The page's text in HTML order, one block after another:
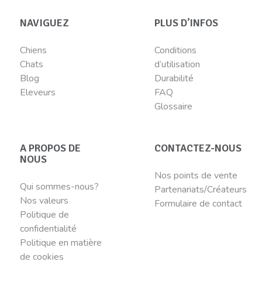
NAVIGUEZ
Chiens
Chats
Blog
Eleveurs
PLUS D’INFOS
Conditions
d’utilisation
Durabilité
FAQ
Glossaire
A PROPOS DE
NOUS
Qui sommes-nous?
Nos valeurs
Politique de
confidentialité
Politique en matière
de cookies
CONTACTEZ-NOUS
Nos points de vente
Partenariats/Créateurs
Formulaire de contact